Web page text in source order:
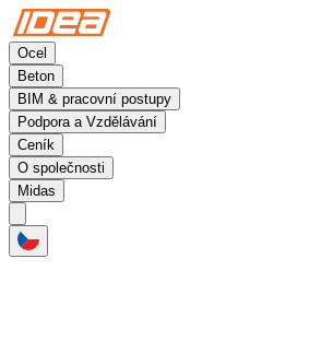
Ocel
Beton
BIM & pracovní postupy
Podpora a Vzdělávání
Ceník
O společnosti
Midas